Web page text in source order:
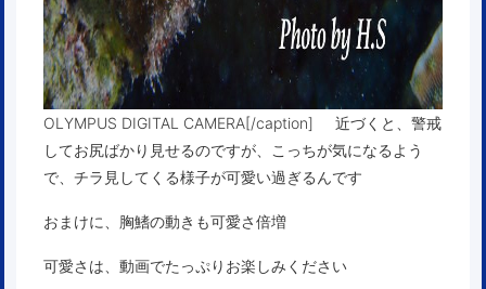
OLYMPUS DIGITAL CAMERA[/caption] 近づくと、警戒
してお尻ばかり見せるのですが、こっちが気になるよう
で、チラ見してくる様子が可愛い過ぎるんです
おまけに、胸鰭の動きも可愛さ倍増
可愛さは、動画でたっぷりお楽しみください